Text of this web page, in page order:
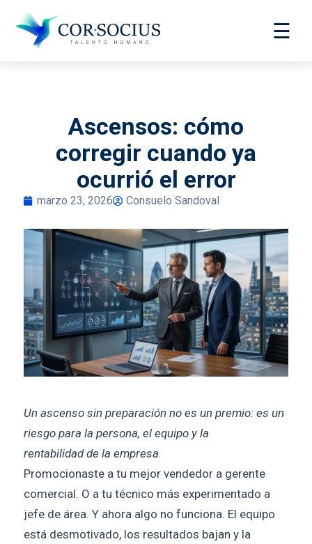
☰
Ascensos: cómo
corregir cuando ya
ocurrió el error
marzo 23, 2026 Consuelo Sandoval
Un ascenso sin preparación no es un premio: es un
riesgo para la persona, el equipo y la
rentabilidad de la empresa.
Promocionaste a tu mejor vendedor a gerente
comercial. O a tu técnico más experimentado a
jefe de área. Y ahora algo no funciona. El equipo
está desmotivado, los resultados bajan y la